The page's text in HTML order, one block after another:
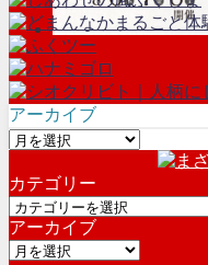
アーカイブ
ア
カ
イ
ブ
カテゴリー
カ
テ
ゴ
アーカイブ
ア